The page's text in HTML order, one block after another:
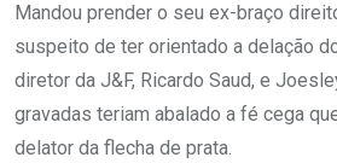
Mandou prender o seu ex-braço
suspeito de ter orientado a delação
diretor da J&F, Ricardo Saud, e
gravadas teriam abalado a fé cega
delator da flecha de prata.